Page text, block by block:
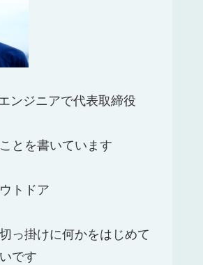
ンジニアで代表取締役
とを書いています
トドア
っ掛けに何かをはじめて
です